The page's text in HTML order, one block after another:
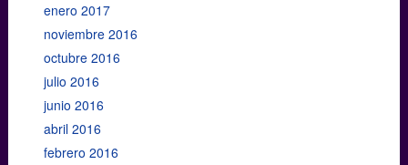
enero 2017
noviembre 2016
octubre 2016
julio 2016
junio 2016
abril 2016
febrero 2016